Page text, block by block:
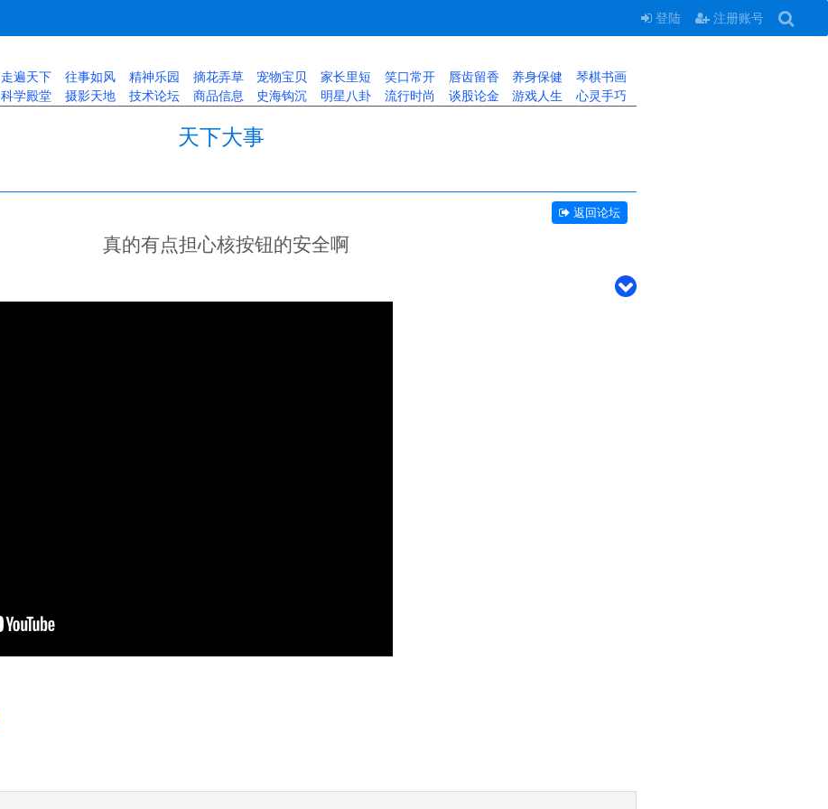
登陆 注册账号
走遍天下 往事如风 精神乐园 摘花弄草 宠物宝贝 家长里短 笑口常开 唇齿留香 养身保健
琴棋书画
科学殿堂 摄影天地 技术论坛 商品信息 史海钩沉 明星八卦 流行时尚 谈股论金 游戏人生 心灵手巧
天下大事
返回论坛
真的有点担心核按钮的安全啊